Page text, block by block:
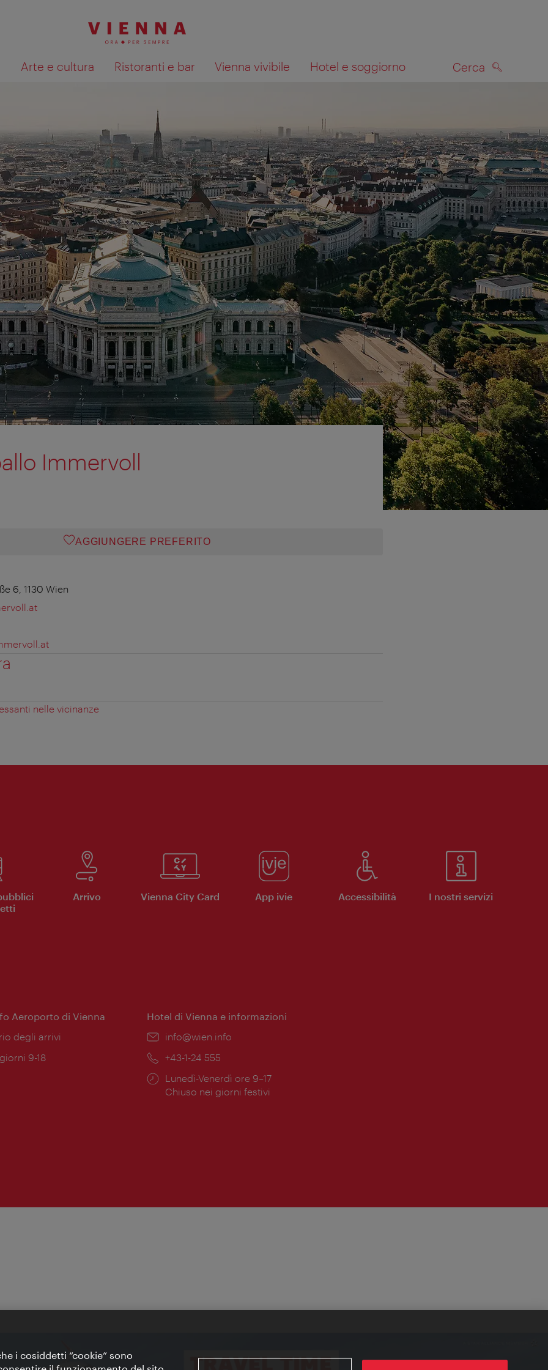
Arte e cultura Ristoranti e bar Vienna vivibile Hotel e soggiorno Cerca
Immervoll
AGGIUNGERE PREFERITO
6, 1130 Wien
nelle vicinanze
Arrivo Vienna City Card App ivie Accessibilità I nostri servizi
Aeroporto di Vienna
degli arrivi
9-18
Hotel di Vienna e informazioni
Email:
info@wien.info
Telefono:
+43-1-24 555
Orari
di
Lunedì-Venerdì ore 9–17
Chiuso nei giorni festivi
i cosiddetti “cookie” sono